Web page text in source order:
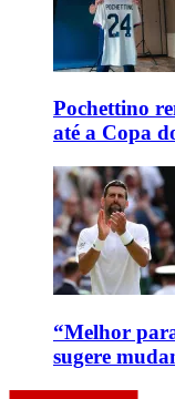
Pochettino
até a Copa
“Melhor
sugere